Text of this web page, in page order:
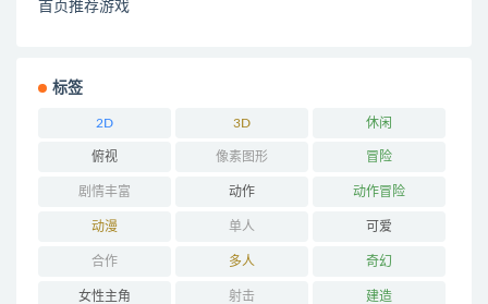
首页推荐游戏
标签
2D 3D 休闲
俯视 像素图形 冒险
剧情丰富 动作 动作冒险
动漫 单人 可爱
合作 多人 奇幻
女性主角 射击 建造